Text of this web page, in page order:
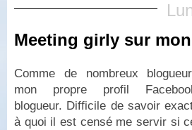
Meeting girly sur
Comme de nombreux
mon propre profil
blogueur. Difficile de savoir
à quoi il est censé me servir si